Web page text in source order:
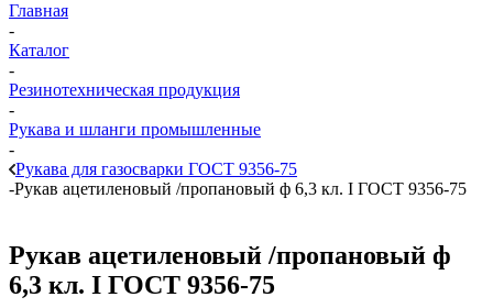
Главная
-
Каталог
-
Резинотехническая продукция
-
Рукава и шланги промышленные
-
Рукава для газосварки ГОСТ 9356-75
-Рукав ацетиленовый /пропановый ф 6,3 кл. I ГОСТ 9356-75
Рукав ацетиленовый /пропановый ф
6,3 кл. I ГОСТ 9356-75